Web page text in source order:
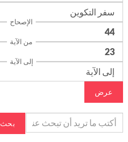
الإصحاح
من الآية
إلى الآية
عرض
بحث